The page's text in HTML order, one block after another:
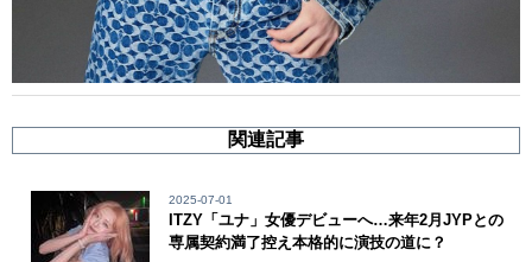
関連記事
2025-07-01
ITZY「ユナ」女優デビューへ…来年2月JYPとの
専属契約満了控え本格的に演技の道に？